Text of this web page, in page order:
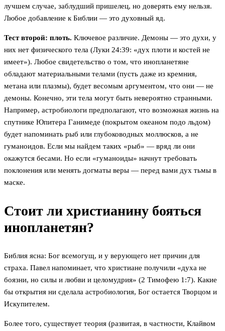
лучшем случае, заблудший пришелец, но доверять ему нельзя.
Любое добавление к Библии — это духовный яд.
Тест второй: плоть. Ключевое различие. Демоны — это духи, у
них нет физического тела (Луки 24:39: «дух плоти и костей не
имеет»). Любое свидетельство о том, что инопланетяне
обладают материальными телами (пусть даже из кремния,
метана или плазмы), будет весомым аргументом, что они — не
демоны. Конечно, эти тела могут быть невероятно странными.
Например, астробиологи предполагают, что возможная жизнь на
спутнике Юпитера Ганимеде (покрытом океаном подо льдом)
будет напоминать рыб или глубоководных моллюсков, а не
гуманоидов. Если мы найдем таких «рыб» — вряд ли они
окажутся бесами. Но если «гуманоиды» начнут требовать
поклонения или менять догматы веры — перед вами дух тьмы в
маске.
Стоит ли христианину бояться
инопланетян?
Библия ясна: Бог всемогущ, и у верующего нет причин для
страха. Павел напоминает, что христиане получили «духа не
боязни, но силы и любви и целомудрия» (2 Тимофею 1:7). Какие
бы открытия ни сделала астробиология, Бог остается Творцом и
Искупителем.
Более того, существует теория (развитая, в частности, Клайвом